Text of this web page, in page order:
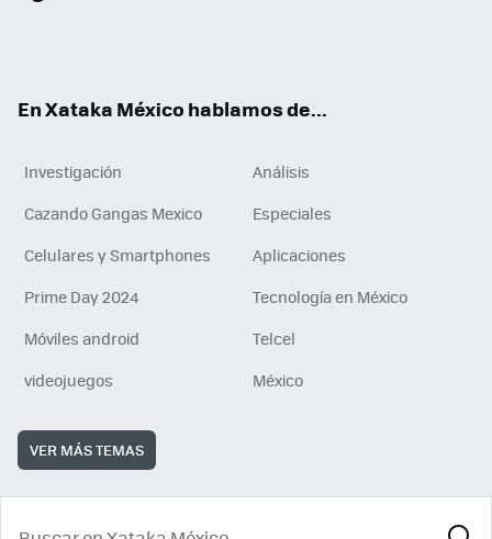
En Xataka México hablamos de...
Investigación
Análisis
Cazando Gangas Mexico
Especiales
Celulares y Smartphones
Aplicaciones
Prime Day 2024
Tecnología en México
Móviles android
Telcel
videojuegos
México
VER MÁS TEMAS